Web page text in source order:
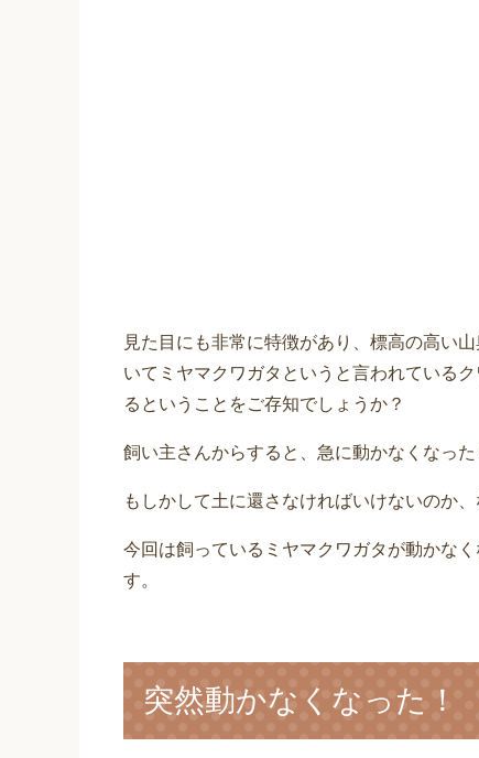
見た目にも非常に特徴があり、標高の高い
いてミヤマクワガタというと言われている
るということをご存知でしょうか？
飼い主さんからすると、急に動かなくなっ
もしかして土に還さなければいけないのか
今回は飼っているミヤマクワガタが動かな
す。
突然動かなくなった！